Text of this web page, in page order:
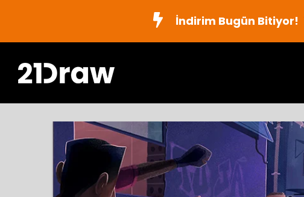
İndirim Bugün Bitiyor!